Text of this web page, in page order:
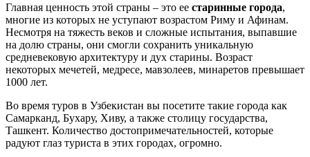
Главная ценность этой страны – это ее старинные города,
многие из которых не уступают возрастом Риму и Афинам.
Несмотря на тяжесть веков и сложные испытания, выпавшие
на долю страны, они смогли сохранить уникальную
средневековую архитектуру и дух старины. Возраст
некоторых мечетей, медресе, мавзолеев, минаретов превышает
1000 лет.
Во время туров в Узбекистан вы посетите такие города как
Самарканд, Бухару, Хиву, а также столицу государства,
Ташкент. Количество достопримечательностей, которые
радуют глаз туриста в этих городах, огромно.